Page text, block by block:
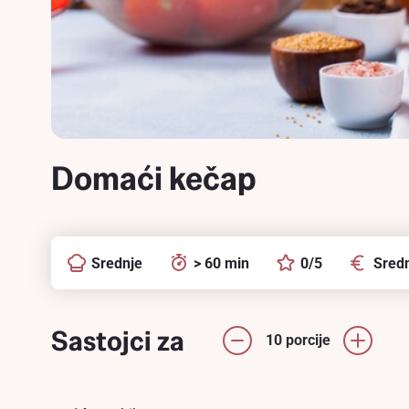
Domaći kečap
Srednje > 60 min 0/5
Sastojci za 10 porcije